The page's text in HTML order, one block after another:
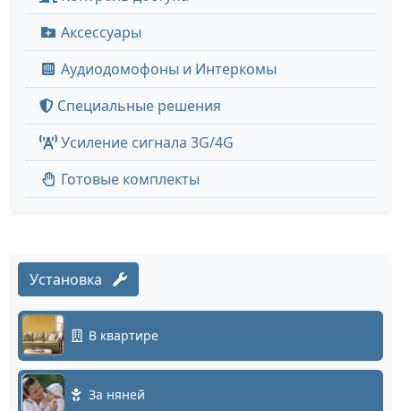
Аксессуары
Аудиодомофоны и Интеркомы
Специальные решения
Усиление сигнала 3G/4G
Готовые комплекты
Установка
В квартире
За няней